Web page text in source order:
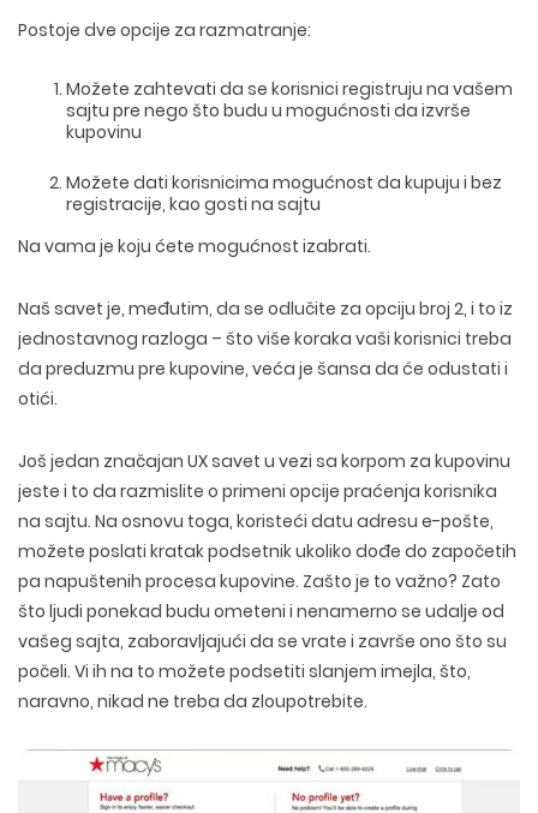
WEB DEVELOPMENT
ILUSTRACIJE
DIGITALNI MARKETING
COPYWRITING
Postoje dve opcije za razmatranje:
Možete zahtevati da se korisnici registruju na vašem
sajtu pre nego što budu u mogućnosti da izvrše
kupovinu
Možete dati korisnicima mogućnost da kupuju i bez
registracije, kao gosti na sajtu
Na vama je koju ćete mogućnost izabrati.
Naš savet je, međutim, da se odlučite za opciju broj 2, i to iz
jednostavnog razloga – što više koraka vaši korisnici treba
da preduzmu pre kupovine, veća je šansa da će odustati i
otići.
Još jedan značajan UX savet u vezi sa korpom za kupovinu
jeste i to da razmislite o primeni opcije praćenja korisnika
na sajtu. Na osnovu toga, koristeći datu adresu e-pošte,
možete poslati kratak podsetnik ukoliko dođe do započetih
pa napuštenih procesa kupovine. Zašto je to važno? Zato
što ljudi ponekad budu ometeni i nenamerno se udalje od
vašeg sajta, zaboravljajući da se vrate i završe ono što su
počeli. Vi ih na to možete podsetiti slanjem imejla, što,
naravno, nikad ne treba da zloupotrebite.